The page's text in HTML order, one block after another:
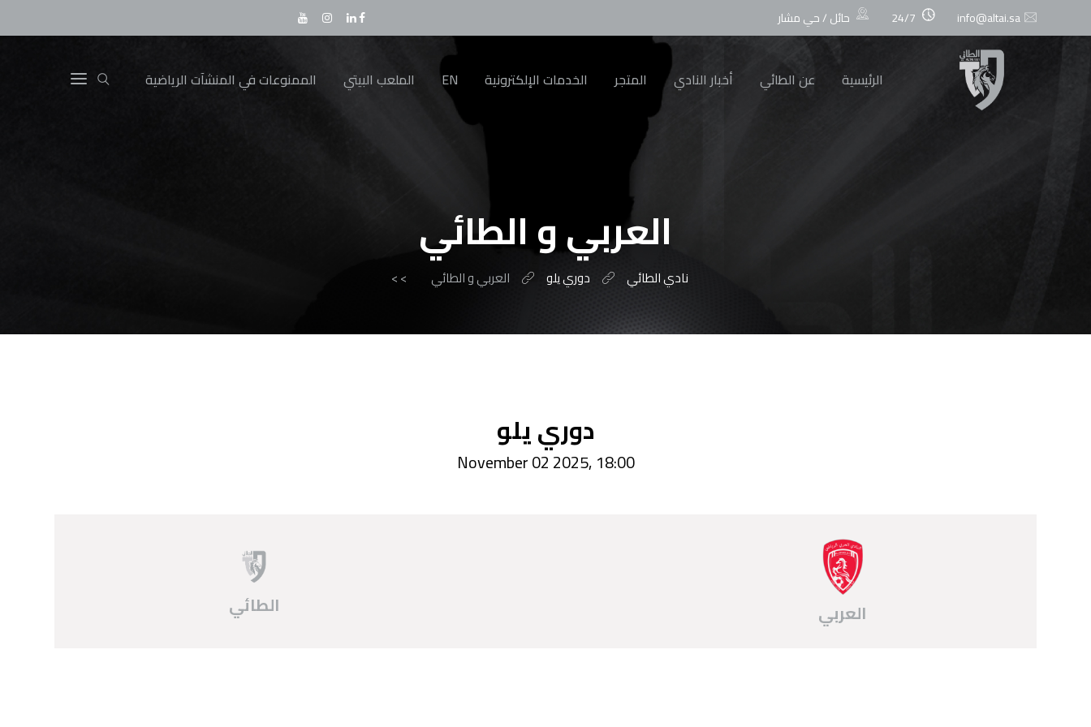
info@altai.sa
24/7 حائل / حي مشار
الرئيسية عن الطائي أخبار النادي المتجر الخدمات الإلكترونية EN الملعب البيتي الممنوعات في المنشآت الرياضية
العربي و الطائي
نادي الطائي > دوري يلو > العربي و الطائي
دوري يلو
November 02 2025, 18:00
العربي الطائي